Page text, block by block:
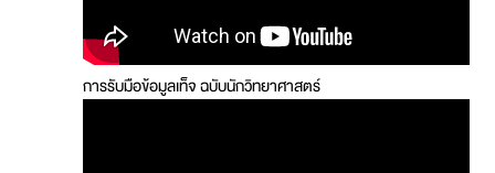
การรับมือข้อมูลเท็จ ฉบับนักวิทยาศาสตร์